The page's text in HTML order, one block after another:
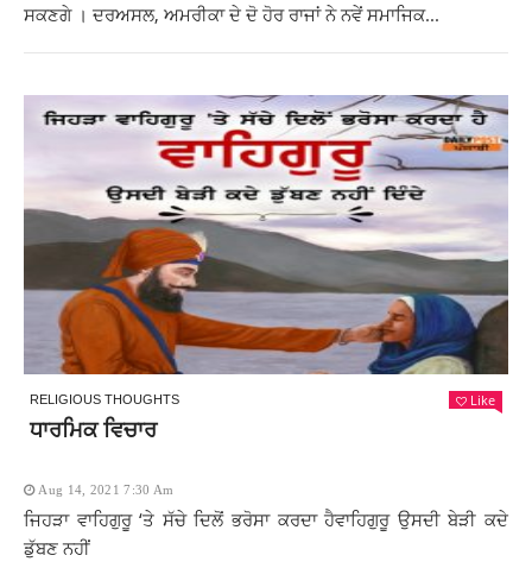
ਸਕਣਗੇ । ਦਰਅਸਲ, ਅਮਰੀਕਾ ਦੇ ਦੋ ਹੋਰ ਰਾਜਾਂ ਨੇ ਨਵੇਂ ਸਮਾਜਿਕ...
RELIGIOUS THOUGHTS Like
ਧਾਰਮਿਕ ਵਿਚਾਰ
Aug 14, 2021 7:30 Am
ਜਿਹੜਾ ਵਾਹਿਗੁਰੂ ‘ਤੇ ਸੱਚੇ ਦਿਲੋਂ ਭਰੋਸਾ ਕਰਦਾ ਹੈਵਾਹਿਗੁਰੂ ਉਸਦੀ ਬੇੜੀ ਕਦੇ
ਡੁੱਬਣ ਨਹੀਂ